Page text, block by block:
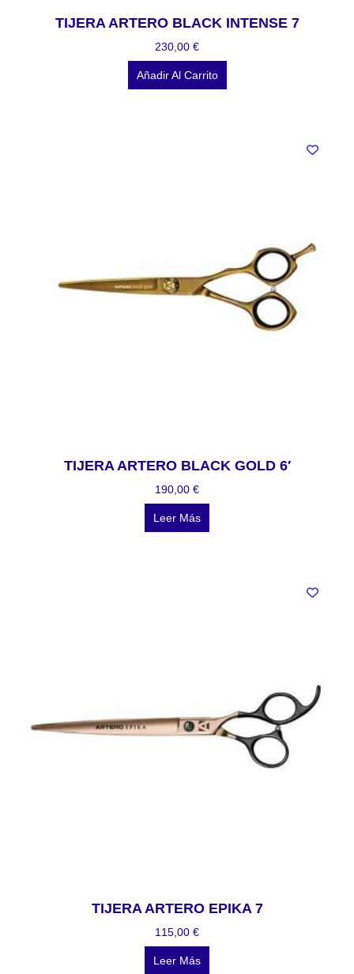
TIJERA ARTERO BLACK INTENSE 7
230,00 €
Añadir Al Carrito
TIJERA ARTERO BLACK GOLD 6′
190,00 €
Leer Más
TIJERA ARTERO EPIKA 7
115,00 €
Leer Más